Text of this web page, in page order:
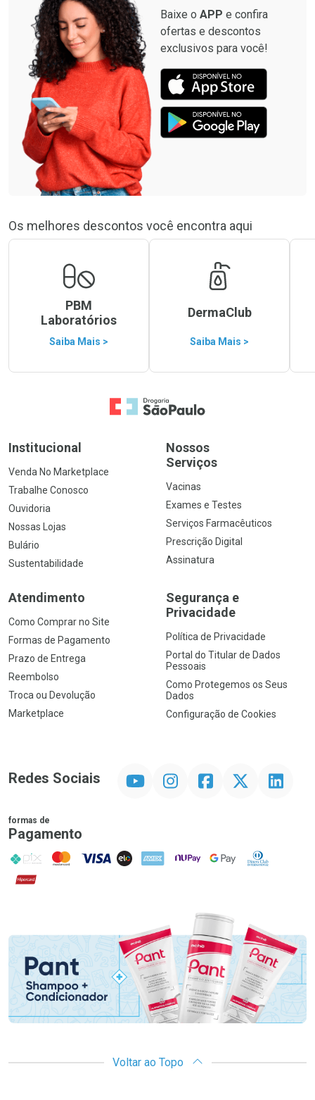
Baixe o APP e confira
ofertas e descontos
exclusivos para você!
Os melhores descontos você encontra aqui
PBM
Laboratórios
Saiba Mais >
DermaClub
Saiba Mais >
Ir para a Home
Institucional
Venda No Marketplace
Trabalhe Conosco
Ouvidoria
Nossas Lojas
Bulário
Sustentabilidade
Nossos
Serviços
Vacinas
Exames e Testes
Serviços Farmacêuticos
Prescrição Digital
Assinatura
Atendimento
Como Comprar no Site
Formas de Pagamento
Prazo de Entrega
Reembolso
Troca ou Devolução
Marketplace
Segurança e
Privacidade
Política de Privacidade
Portal do Titular de Dados
Pessoais
Como Protegemos os Seus
Dados
Configuração de Cookies
Redes Sociais InstagramFacebookTwitter Linkedin
formas de
Pagamento
PIX MasterCard
VISA ELO AMEX NuPay Google PayDiners Club
Hipercard
Promoção em Destaque
Voltar ao Topo